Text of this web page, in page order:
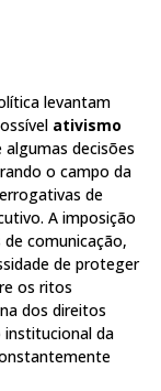
levantam
ativismo
decisões
o campo da
de
A imposição
comunicação,
de proteger
os ritos
dos direitos
institucional da